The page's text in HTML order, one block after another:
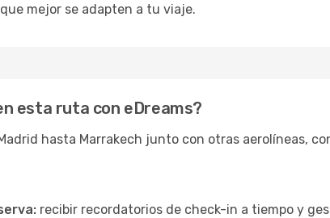
mejor se adapten a tu viaje.
esta ruta con eDreams?
hasta Marrakech junto con otras aerolíneas,
recibir recordatorios de check-in a tiempo y